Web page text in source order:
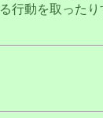
行動を取った